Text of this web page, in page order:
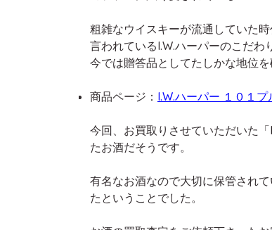
粗雑なウイスキーが流通していた
言われているI.W.ハーパーのこだわ
今では贈答品としてたしかな地位を
商品ページ： I.W.ハーパー １０１
今回、お買取りさせていただいた
たお酒だそうです。
有名なお酒なので大切に保管され
たということでした。